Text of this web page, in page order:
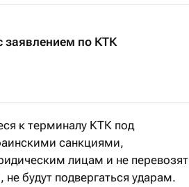
заявлением по КТК
к терминалу КТК под
санкциями,
лицам и не перевозят
будут подвергаться ударам.